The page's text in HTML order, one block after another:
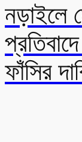
নড়াইলে
ফাঁসির